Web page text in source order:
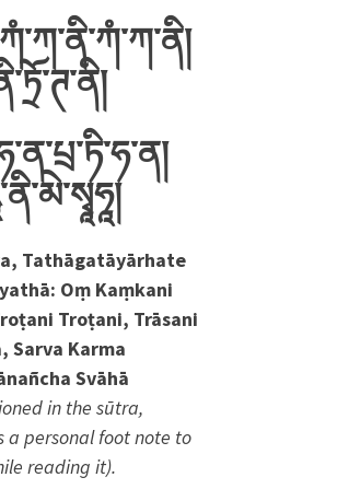
Tathāgatāyārhate
Oṃ Kaṃkani
Troṭani, Trāsani
Sarva Karma
Svāhā
in the sūtra,
a personal foot note to
reading it).